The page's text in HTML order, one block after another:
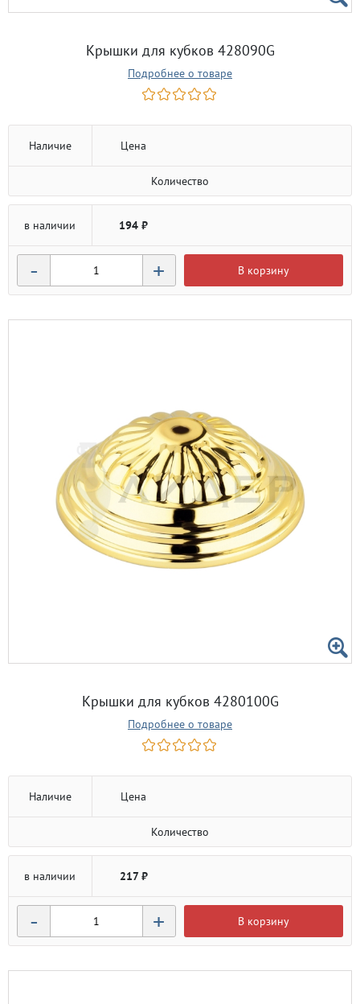
Крышки для кубков 428090G
Подробнее о товаре
Наличие Цена
Количество
в наличии 194 ₽
- + В корзину
Крышки для кубков 4280100G
Подробнее о товаре
Наличие Цена
Количество
в наличии 217 ₽
- + В корзину